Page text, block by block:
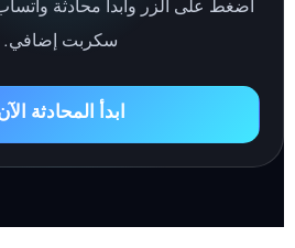
اضغط على الزر وابدأ محادثة
سكربت إضافي.
ابدأ المحادثة